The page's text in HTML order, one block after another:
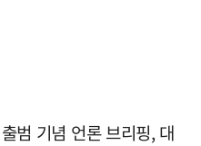
범 기념 언론 브리핑, 대